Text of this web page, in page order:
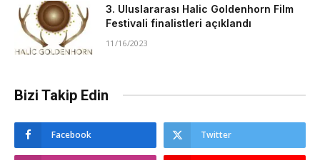
3. Uluslararası Halic Goldenhorn Film
Festivali finalistleri açıklandı
11/16/2023
Bizi Takip Edin
Facebook Twitter